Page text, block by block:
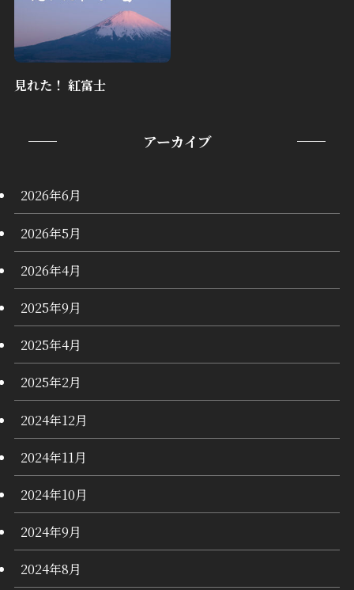
見れた！ 紅富士
アーカイブ
2026年6月
2026年5月
2026年4月
2025年9月
2025年4月
2025年2月
2024年12月
2024年11月
2024年10月
2024年9月
2024年8月